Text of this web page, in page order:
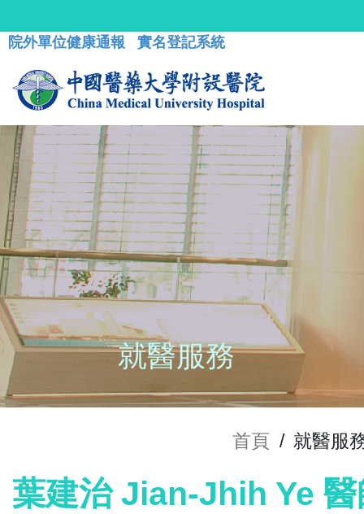
院外單位健康通報 實名登記系統
就醫服務
首頁 / 就醫服
葉建治 Jian-Jhih Ye